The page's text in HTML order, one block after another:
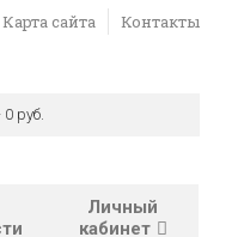
Карта сайта Контакты
руб.
Личный
кабинет